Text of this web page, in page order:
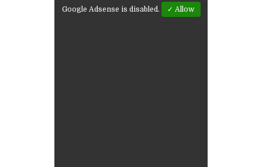
Google Adsense is disabled. ✓ Allow